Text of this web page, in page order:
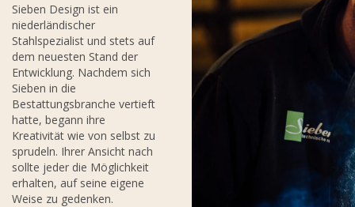
Sieben Design ist ein
niederländischer
Stahlspezialist und stets auf
dem neuesten Stand der
Entwicklung. Nachdem sich
Sieben in die
Bestattungsbranche vertieft
hatte, begann ihre
Kreativität wie von selbst zu
sprudeln. Ihrer Ansicht nach
sollte jeder die Möglichkeit
erhalten, auf seine eigene
Weise zu gedenken.